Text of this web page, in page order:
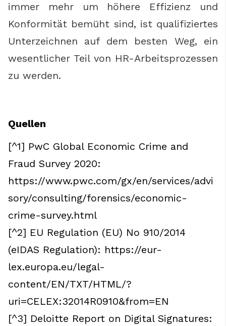
immer mehr um höhere Effizienz und
Konformität bemüht sind, ist qualifiziertes
Unterzeichnen auf dem besten Weg, ein
wesentlicher Teil von HR-Arbeitsprozessen
zu werden.
Quellen
[^1] PwC Global Economic Crime and
Fraud Survey 2020:
https://www.pwc.com/gx/en/services/advi
sory/consulting/forensics/economic-
crime-survey.html
[^2] EU Regulation (EU) No 910/2014
(eIDAS Regulation): https://eur-
lex.europa.eu/legal-
content/EN/TXT/HTML/?
uri=CELEX:32014R0910&from=EN
[^3] Deloitte Report on Digital Signatures: